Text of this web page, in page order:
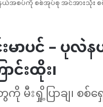
အစပ်ကို စစ်အုပ်စု အင်အားသုံး စစ်
မာပင် – ပု
းထိုး၊
းရှို့ပြာချ၊ စစ်ရှ